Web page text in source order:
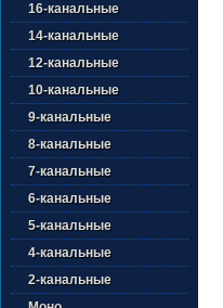
16-канальные
14-канальные
12-канальные
10-канальные
9-канальные
8-канальные
7-канальные
6-канальные
5-канальные
4-канальные
2-канальные